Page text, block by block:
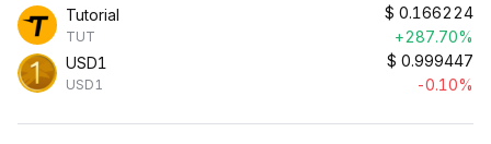
Tutorial
TUT
$ 0.166224
+287.70%
USD1
USD1
$ 0.999447
-0.10%